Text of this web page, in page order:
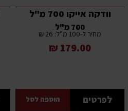
וודקה אייקו 700 מ"ל
700 מ"ל
מחיר ל-100 מ”ל: 26 ₪
179.00 ₪
לפרטים הוספה לסל